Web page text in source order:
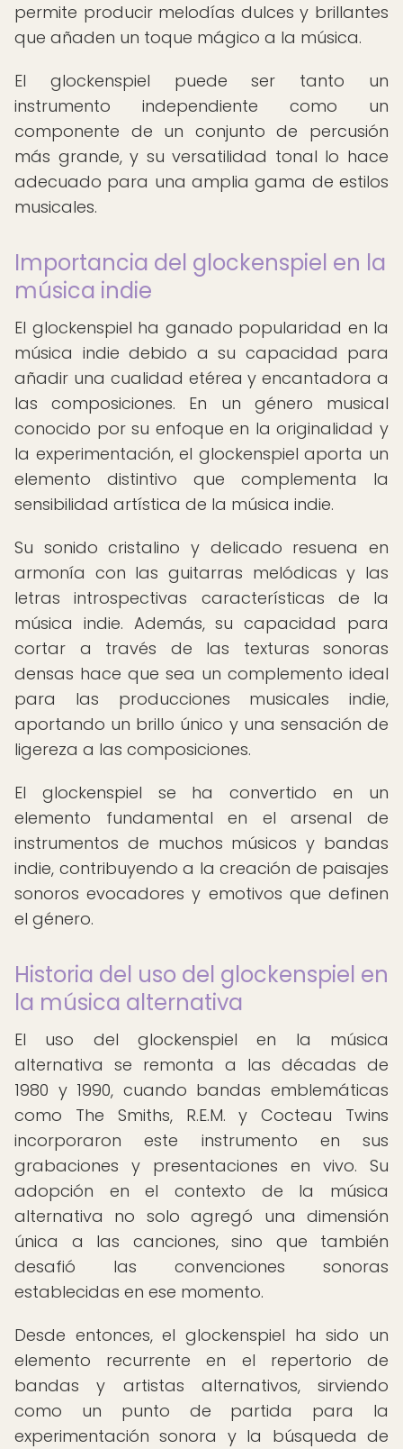
permite producir melodías dulces y brillantes
que añaden un toque mágico a la música.
El glockenspiel puede ser tanto un
instrumento independiente como un
componente de un conjunto de percusión
más grande, y su versatilidad tonal lo hace
adecuado para una amplia gama de estilos
musicales.
Importancia del glockenspiel en la
música indie
El glockenspiel ha ganado popularidad en la
música indie debido a su capacidad para
añadir una cualidad etérea y encantadora a
las composiciones. En un género musical
conocido por su enfoque en la originalidad y
la experimentación, el glockenspiel aporta un
elemento distintivo que complementa la
sensibilidad artística de la música indie.
Su sonido cristalino y delicado resuena en
armonía con las guitarras melódicas y las
letras introspectivas características de la
música indie. Además, su capacidad para
cortar a través de las texturas sonoras
densas hace que sea un complemento ideal
para las producciones musicales indie,
aportando un brillo único y una sensación de
ligereza a las composiciones.
El glockenspiel se ha convertido en un
elemento fundamental en el arsenal de
instrumentos de muchos músicos y bandas
indie, contribuyendo a la creación de paisajes
sonoros evocadores y emotivos que definen
el género.
Historia del uso del glockenspiel en
la música alternativa
El uso del glockenspiel en la música
alternativa se remonta a las décadas de
1980 y 1990, cuando bandas emblemáticas
como The Smiths, R.E.M. y Cocteau Twins
incorporaron este instrumento en sus
grabaciones y presentaciones en vivo. Su
adopción en el contexto de la música
alternativa no solo agregó una dimensión
única a las canciones, sino que también
desafió las convenciones sonoras
establecidas en ese momento.
Desde entonces, el glockenspiel ha sido un
elemento recurrente en el repertorio de
bandas y artistas alternativos, sirviendo
como un punto de partida para la
experimentación sonora y la búsqueda de